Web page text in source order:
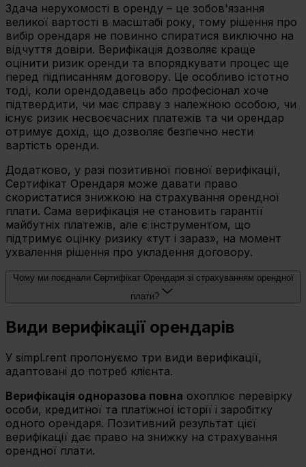
Здача нерухомості в оренду – це зобов'язання
великої вартості в масштабі року, тому рішення про
вибір орендаря не повинно спиратися виключно на
відчуття довіри. Верифікація дозволяє краще
оцінити ризик оренди та впорядкувати процес ще
перед підписанням договору. Це особливо істотно
тоді, коли орендодавець або професіонал хоче
підтвердити, чи має справу з належною особою, чи
існує ризик несвоєчасних платежів та чи орендар
отримує дохід, що дозволяє безпечно нести
вартість оренди.
Додатково, у разі позитивної повної верифікації,
Сертифікат Орендаря може давати право
скористатися знижкою на страхування орендної
плати. Сама верифікація не становить гарантії
майбутніх платежів, але є інструментом, що
підтримує оцінку ризику «тут і зараз», на момент
ухвалення рішення про укладення договору.
Чому ми поєднали Сертифікат Орендаря зі страхуванням орендної
плати?
Види верифікації орендарів
У simpl.rent пропонуємо три види верифікації,
адаптовані до потреб клієнта.
Верифікація одноразова повна охоплює перевірку
особи, кредитної та платіжної історії і заробітку
одного орендаря. Позитивний результат цієї
верифікації дає право на знижку на страхування
орендної плати.